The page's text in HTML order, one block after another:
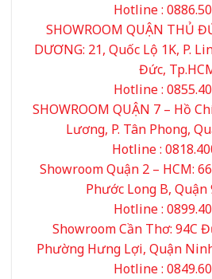
Hotline :
SHOWROOM QUẬN THỦ
DƯƠNG: 21, Quốc Lộ 1K, P.
Đức,
Hotline :
SHOWROOM QUẬN 7 – Hồ
Lương, P. Tân Phong,
Hotline :
Showroom Quận 2 – HCM:
Phước Long B, Quận
Hotline :
Showroom Cần Thơ: 94C
Phường Hưng Lợi, Quận
Hotline :